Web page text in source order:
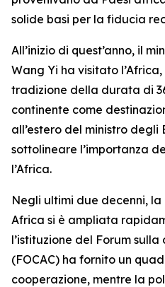
solide basi per la fiducia
All’inizio di quest’anno, il
Wang Yi ha visitato
tradizione della durata di
continente come
all’estero del ministro degli
sottolineare l’importanza
l’Africa.
Negli ultimi due decenni,
Africa si è ampliata
l’istituzione del Forum
(FOCAC) ha fornito un
cooperazione, mentre la